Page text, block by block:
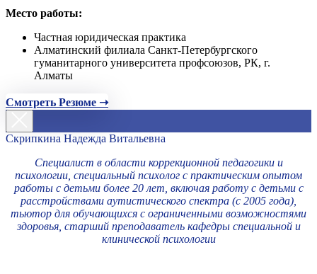
Место работы:
Частная юридическая практика
Алматинский филиала Санкт-Петербургского
гуманитарного университета профсоюзов, РК, г.
Алматы
Смотреть Резюме ➝
Скрипкина Надежда Витальевна
Специалист в области коррекционной педагогики и
психологии, специальный психолог с практическим опытом
работы с детьми более 20 лет, включая работу с детьми с
расстройствами аутистического спектра (с 2005 года),
тьютор для обучающихся с ограниченными возможностями
здоровья, старший преподаватель кафедры специальной и
клинической психологии